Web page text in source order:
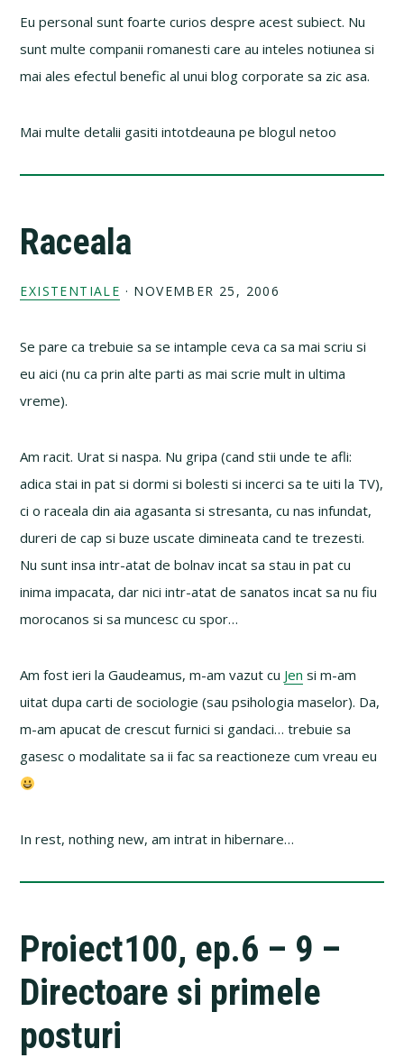
Eu personal sunt foarte curios despre acest subiect. Nu
sunt multe companii romanesti care au inteles notiunea si
mai ales efectul benefic al unui blog corporate sa zic asa.
Mai multe detalii gasiti intotdeauna pe blogul netoo
Raceala
EXISTENTIALE · NOVEMBER 25, 2006
Se pare ca trebuie sa se intample ceva ca sa mai scriu si
eu aici (nu ca prin alte parti as mai scrie mult in ultima
vreme).
Am racit. Urat si naspa. Nu gripa (cand stii unde te afli:
adica stai in pat si dormi si bolesti si incerci sa te uiti la TV),
ci o raceala din aia agasanta si stresanta, cu nas infundat,
dureri de cap si buze uscate dimineata cand te trezesti.
Nu sunt insa intr-atat de bolnav incat sa stau in pat cu
inima impacata, dar nici intr-atat de sanatos incat sa nu fiu
morocanos si sa muncesc cu spor…
Am fost ieri la Gaudeamus, m-am vazut cu Jen si m-am
uitat dupa carti de sociologie (sau psihologia maselor). Da,
m-am apucat de crescut furnici si gandaci… trebuie sa
gasesc o modalitate sa ii fac sa reactioneze cum vreau eu
In rest, nothing new, am intrat in hibernare…
Proiect100, ep.6 – 9 –
Directoare si primele
posturi